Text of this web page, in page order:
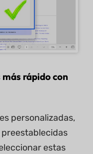
rápido con
personalizadas,
estas